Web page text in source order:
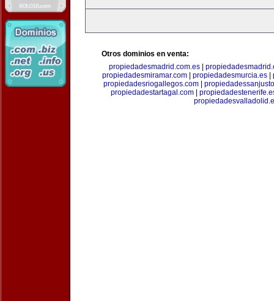
Otros dominios en venta:
propiedadesmadrid.com.es
propiedadesmiramar.com
propiedadesmurcia.es
propiedadesriogallegos.com|
propiedadestartagal.com|